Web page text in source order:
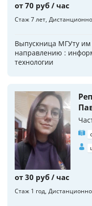
от 70 руб / час
Стаж 7 лет Дистанционно
Выпускница МГУту им
направлению :
технологии
от 30 руб / час
Стаж 1 год Дистанционно